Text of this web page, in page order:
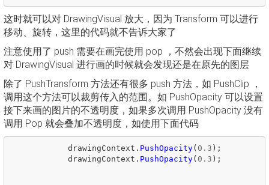
这时就可以对 DrawingVisual 放大，因为 Transform 可以进行
移动、旋转，这里的代码就不告诉大家了
注意使用了 push 需要在画完使用 pop ，不然会出现下面继续
对 DrawingVisual 进行画的时候就会发现还是在原先的图层
除了 PushTransform 方法还有很多 push 方法，如 PushClip ，
调用这个方法可以裁剪传入的范围。如 PushOpacity 可以设置
接下来画的图片的不透明度，如果多次调用 PushOpacity 没有
调用 Pop 就会叠加不透明度，如使用下面代码
drawingContext . PushOpacity( 0.3 );
drawingContext . PushOpacity( 0.3 );